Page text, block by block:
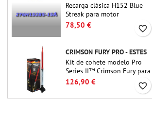
Recarga clásica H152 Blue
Streak para motor
recargable Cesaroni P38-2G.
El retardo de 15 segundos
se puede ajustar mediante la
herramienta ProDAT 38
78,50 € favorite_border
CRIMSON FURY PRO - ESTES
Kit de cohete modelo Pro
Series II™ Crimson Fury para
motores de 29 mm tipo E, F
y G. Diseñado para coheteros
avanzados, Crimson Fury
126,90 € favorite_border